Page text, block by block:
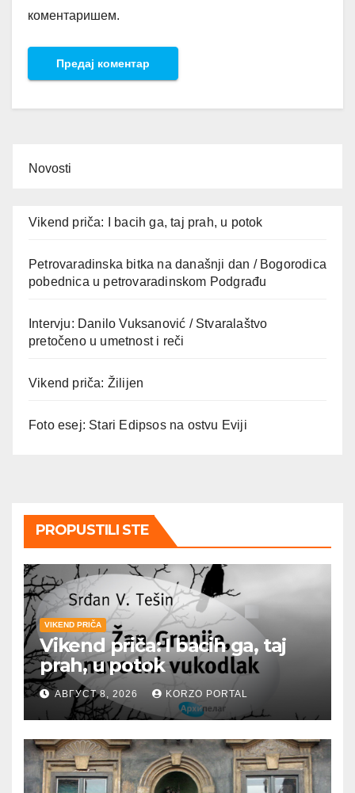
коментаришем.
Novosti
Vikend priča: I bacih ga, taj prah, u potok
Petrovaradinska bitka na današnji dan / Bogorodica
pobednica u petrovaradinskom Podgrađu
Intervju: Danilo Vuksanović / Stvaralaštvo
pretočeno u umetnost i reči
Vikend priča: Žilijen
Foto esej: Stari Edipsos na ostvu Eviji
PROPUSTILI STE
VIKEND PRIČA
Vikend priča: I bacih ga, taj
prah, u potok
АВГУСТ 8, 2026 KORZO PORTAL